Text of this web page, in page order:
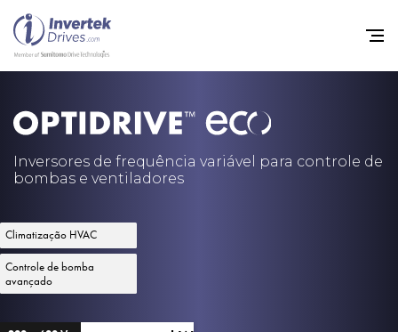
Inversores de frequência variável para controle de
bombas e ventiladores
Climatização HVAC
Controle de bomba
avançado
Início
Inversores de frequência